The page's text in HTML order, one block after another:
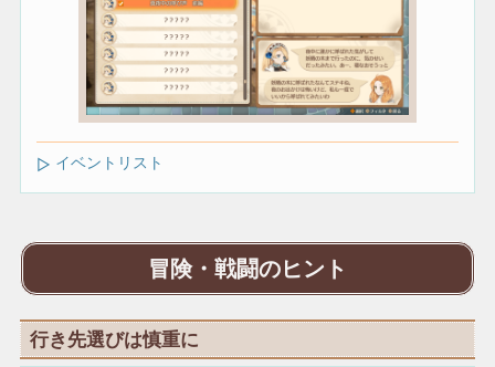
イベントリスト
冒険・戦闘のヒント
行き先選びは慎重に